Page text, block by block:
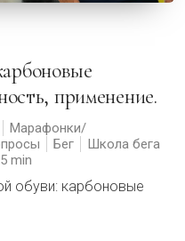
применение.
Марафонки/
Бег
Школа бега
обуви: карбоновые